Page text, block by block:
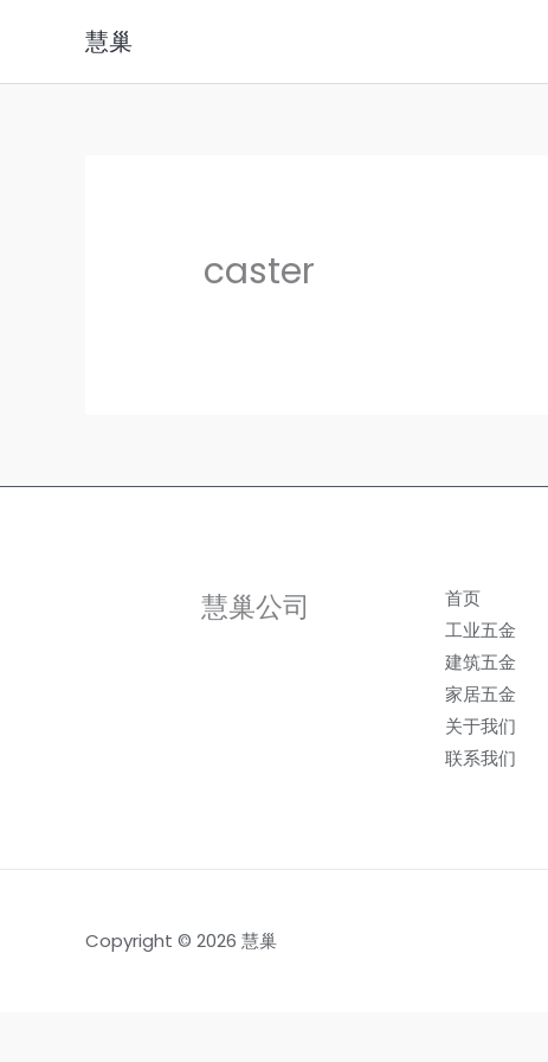
内
慧巢
caster
慧巢公司
首页
工业五金
建筑五金
家居五金
关于我们
联系我们
Copyright © 2026 慧巢